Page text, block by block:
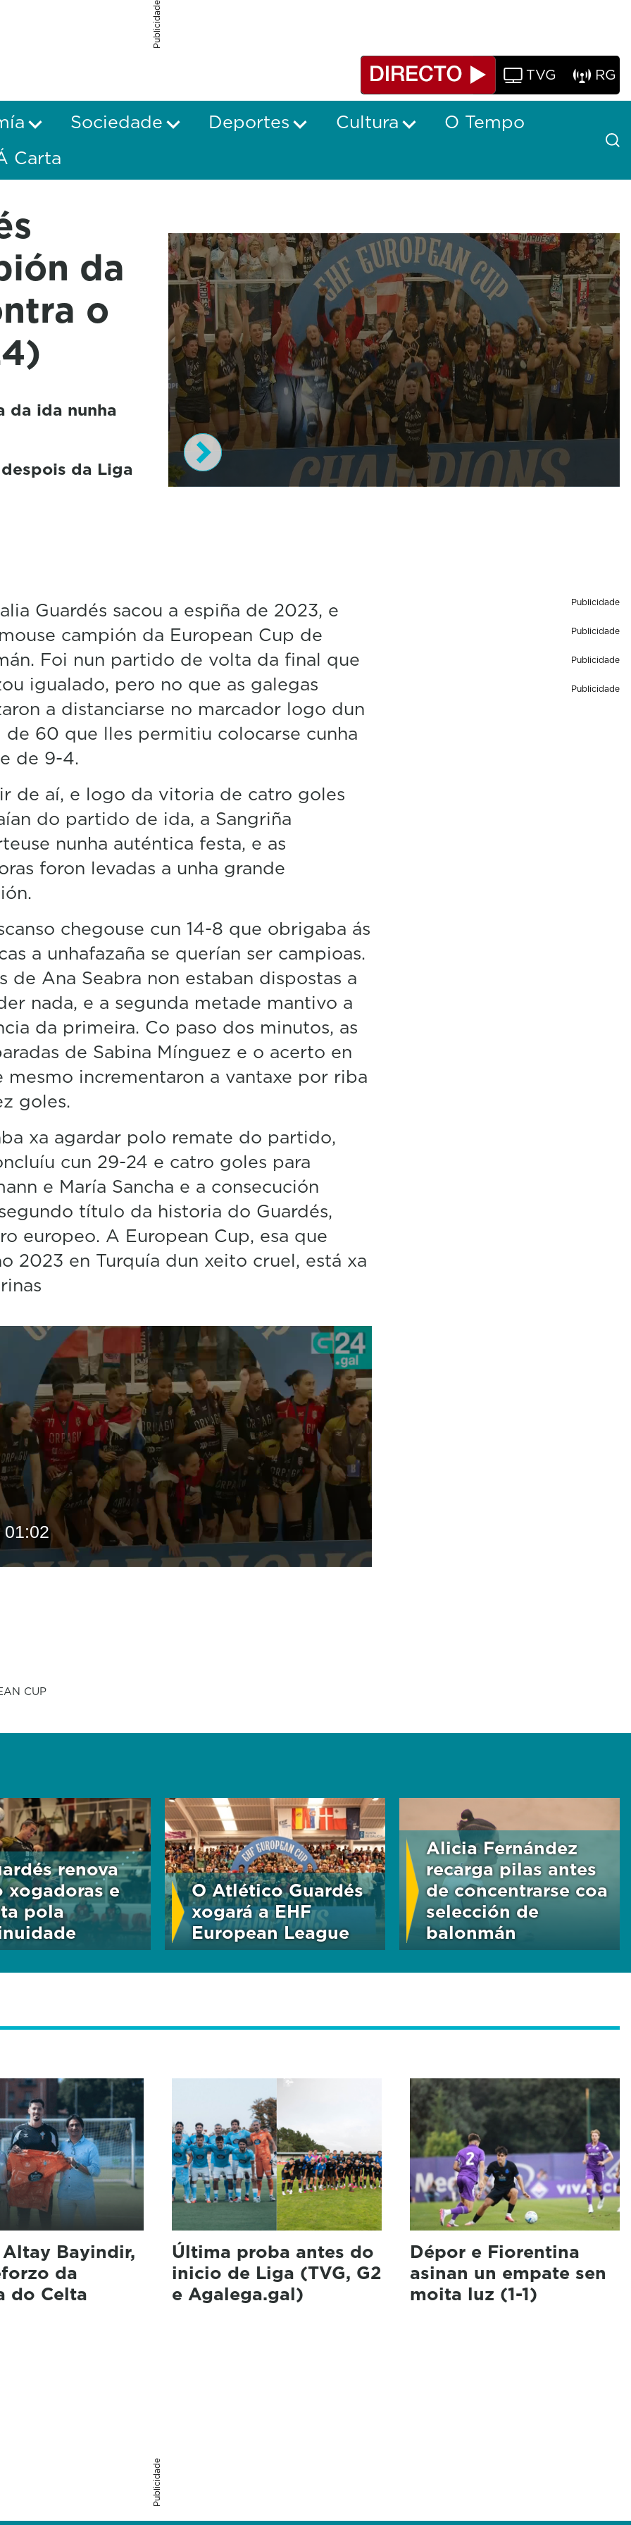
Publicidade
TVG RG
Sociedade Deportes Cultura
O Tempo
Carta
da
o
da ida nunha
da Liga
f
2
m
n
u
t
e
,
u
m
e
5
%
Guardés sacou a espiña de 2023, e
campión da European Cup de
Foi nun partido de volta da final que
igualado, pero no que as galegas
a distanciarse no marcador logo dun
de 60 que lles permitiu colocarse cunha
de 9-4.
de aí, e logo da vitoria de catro goles
do partido de ida, a Sangriña
nunha auténtica festa, e as
foron levadas a unha grande
chegouse cun 14-8 que obrigaba ás
a unhafazaña se querían ser campioas.
de Ana Seabra non estaban dispostas a
nada, e a segunda metade mantivo a
da primeira. Co paso dos minutos, as
de Sabina Mínguez e o acerto en
mesmo incrementaron a vantaxe por riba
goles.
xa agardar polo remate do partido,
cun 29-24 e catro goles para
e María Sancha e a consecución
título da historia do Guardés,
europeo. A European Cup, esa que
2023 en Turquía dun xeito cruel, está xa
01:02
Publicidade
Publicidade
Publicidade
Publicidade
CUP
renova
xogadoras e
pola
O Atlético Guardés
xogará a EHF
European League
Alicia Fernández
recarga pilas antes
de concentrarse coa
selección de
balonmán
Bayindir,
da
do Celta
Última proba antes do
inicio de Liga (TVG, G2
e Agalega.gal)
Dépor e Fiorentina
asinan un empate sen
moita luz (1-1)
Publicidade